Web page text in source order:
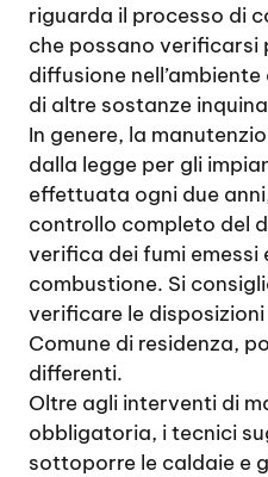
riguarda il processo di
che possano verificarsi
diffusione
di altre sostanze
In genere, la
dalla legge per gli
effettuata ogni due
controllo completo del
verifica dei fumi emessi
combustione. Si
verificare le
Comune di residenza,
differenti.
Oltre agli interventi di
obbligatoria, i tecnici
sottoporre le caldaie e